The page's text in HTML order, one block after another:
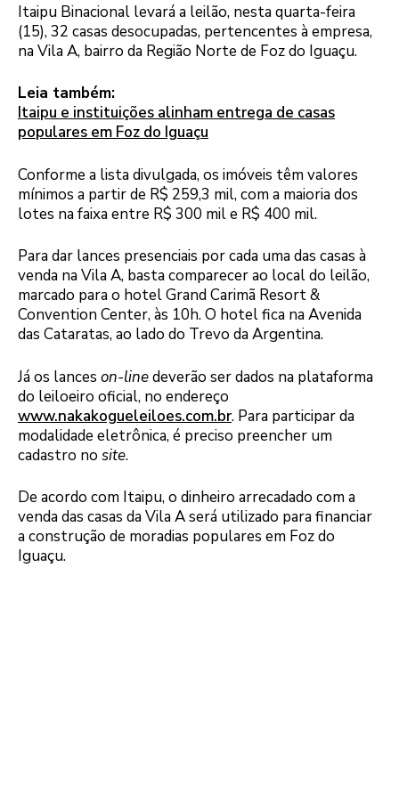
Itaipu Binacional levará a leilão, nesta quarta-feira
(15), 32 casas desocupadas, pertencentes à empresa,
na Vila A, bairro da Região Norte de Foz do Iguaçu.
Leia também:
Itaipu e instituições alinham entrega de casas
populares em Foz do Iguaçu
Conforme a lista divulgada, os imóveis têm valores
mínimos a partir de R$ 259,3 mil, com a maioria dos
lotes na faixa entre R$ 300 mil e R$ 400 mil.
Para dar lances presenciais por cada uma das casas à
venda na Vila A, basta comparecer ao local do leilão,
marcado para o hotel Grand Carimã Resort &
Convention Center, às 10h. O hotel fica na Avenida
das Cataratas, ao lado do Trevo da Argentina.
Já os lances on-linedeverão ser dados na plataforma
do leiloeiro oficial, no endereço
www.nakakogueleiloes.com.br. Para participar da
modalidade eletrônica, é preciso preencher um
cadastro no site.
De acordo com Itaipu, o dinheiro arrecadado com a
venda das casas da Vila A será utilizado para financiar
a construção de moradias populares em Foz do
Iguaçu.